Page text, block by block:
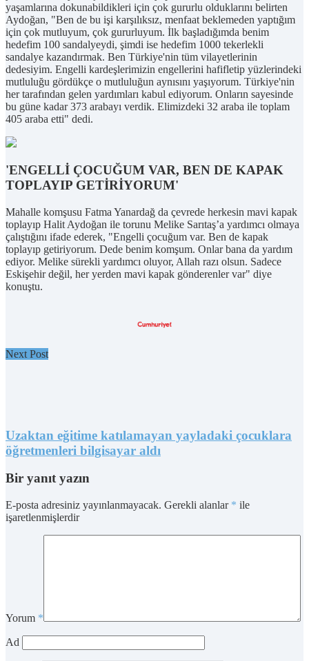
yaşamlarına dokunabildikleri için çok gururlu olduklarını belirten
Aydoğan, "Ben de bu işi karşılıksız, menfaat beklemeden yaptığım
için çok mutluyum, çok gururluyum. İlk başladığımda benim
hedefim 100 sandalyeydi, şimdi ise hedefim 1000 tekerlekli
sandalye kazandırmak. Ben Türkiye'nin tüm vilayetlerinin
dedesiyim. Engelli kardeşlerimizin engellerini hafifletip yüzlerindeki
mutluluğu gördükçe o mutluluğun aynısını yaşıyorum. Türkiye'nin
her tarafından gelen yardımları kabul ediyorum. Onların sayesinde
bu güne kadar 373 arabayı verdik. Elimizdeki 32 araba ile toplam
405 araba etti" dedi.
'ENGELLİ ÇOCUĞUM VAR, BEN DE KAPAK
TOPLAYIP GETİRİYORUM'
Mahalle komşusu Fatma Yanardağ da çevrede herkesin mavi kapak
toplayıp Halit Aydoğan ile torunu Melike Sarıtaş’a yardımcı olmaya
çalıştığını ifade ederek, "Engelli çocuğum var. Ben de kapak
toplayıp getiriyorum. Dede benim komşum. Onlar bana da yardım
ediyor. Melike sürekli yardımcı oluyor, Allah razı olsun. Sadece
Eskişehir değil, her yerden mavi kapak gönderenler var" diye
konuştu.
Next Post
Uzaktan eğitime katılamayan yayladaki çocuklara
öğretmenleri bilgisayar aldı
Bir yanıt yazın
E-posta adresiniz yayınlanmayacak. Gerekli alanlar * ile
işaretlenmişlerdir
Yorum *
Ad